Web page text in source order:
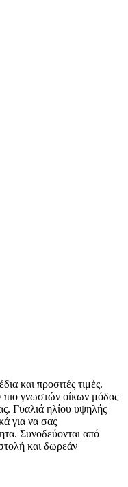
και προσιτές τιμές.
πιο γνωστών οίκων μόδας
Γυαλιά ηλίου υψηλής
για να σας
Συνοδεύονται από
και δωρεάν